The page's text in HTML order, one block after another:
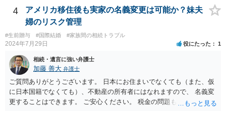
4
アメリカ移住後も実家の名義変更は可能か？妹夫
婦のリスク管理
#生前贈与 #国際結婚 #家族間の相続トラブル
2024年7月29日 役にたった 1
相続・遺言に強い弁護士
加藤 善大 弁護士
ご質問ありがとうございます。 日本にお住まいでなくても（また、仮
に日本国籍でなくても）、不動産の所有者にはなれますので、 名義変
更することはできます。 ご安心ください。 税金の問題もありますの